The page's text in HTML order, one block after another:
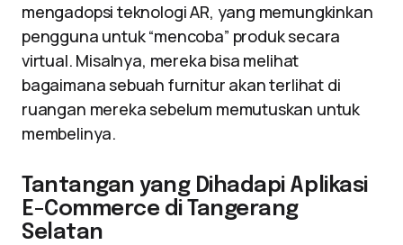
mengadopsi teknologi AR, yang memungkinkan
pengguna untuk “mencoba” produk secara
virtual. Misalnya, mereka bisa melihat
bagaimana sebuah furnitur akan terlihat di
ruangan mereka sebelum memutuskan untuk
membelinya.
Tantangan yang Dihadapi Aplikasi
E-Commerce di Tangerang
Selatan